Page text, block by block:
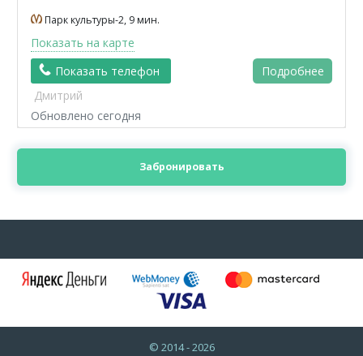
Парк культуры-2, 9 мин.
Показать на карте
Показать телефон
Подробнее
Дмитрий
Обновлено сегодня
Забронировать
© 2014 - 2026